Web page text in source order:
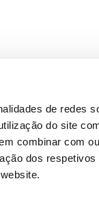
de redes
do site
combinar com
dos respetivos